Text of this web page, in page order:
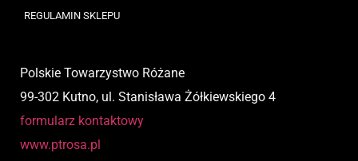
REGULAMIN SKLEPU
Polskie Towarzystwo Różane
99-302 Kutno, ul. Stanisława Żółkiewskiego 4
formularz kontaktowy
www.ptrosa.pl